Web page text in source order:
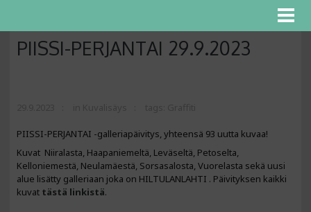
PIISSI-PERJANTAI 29.9.2023
PIISSI-PERJANTAI -galleriapäivitys, yhteensä 93 uutta kuvaa!
Kuvat Niiralasta, Haapaniemeltä, Leväseltä, Petoselta,
Kelloniemestä, Neulamäestä, Sorsasalosta, Vuorelasta sekä uusi
alue lisätty galleriaan joka on HILTULANLAHTI . Päivityksen kaikki
kuvat tästä linkistä.